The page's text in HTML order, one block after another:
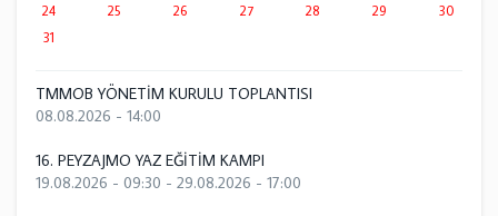
24
25 26 27 28 29
30
31
TMMOB YÖNETİM KURULU TOPLANTISI
08.08.2026 - 14:00
16. PEYZAJMO YAZ EĞİTİM KAMPI
19.08.2026 - 09:30 - 29.08.2026 - 17:00